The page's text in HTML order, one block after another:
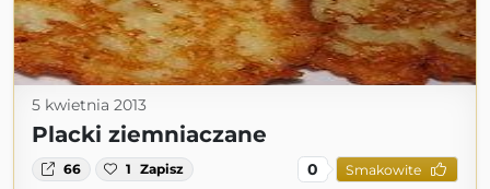
5 kwietnia 2013
Placki ziemniaczane
66 1 Zapisz 0 Smakowite